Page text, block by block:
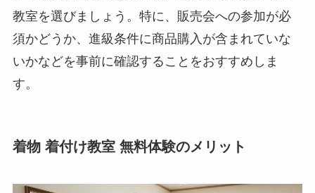
教室を選びましょう。特に、販売会への参加が必
須かどうか、進級条件に商品購入が含まれていな
いかなどを事前に確認することをおすすめしま
す。
着物 着付け教室 無料体験のメリット